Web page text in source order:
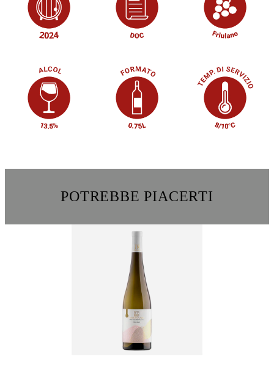
POTREBBE PIACERTI